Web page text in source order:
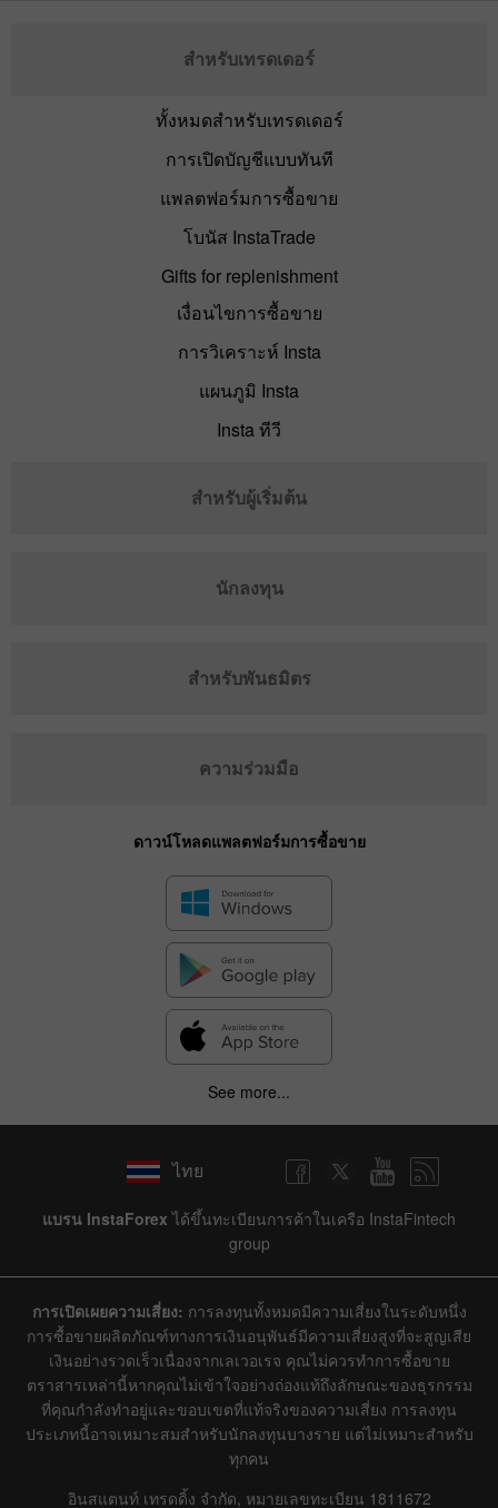
สำหรับเทรดเดอร์
ทั้งหมดสำหรับเทรดเดอร์
การเปิดบัญชีแบบทันที
แพลตฟอร์มการซื้อขาย
โบนัส InstaTrade
Gifts for replenishment
เงื่อนไขการซื้อขาย
การวิเคราะห์ Insta
แผนภูมิ Insta
Insta ทีวี
สำหรับผู้เริ่มต้น
นักลงทุน
สำหรับพันธมิตร
ความร่วมมือ
ดาวน์โหลดแพลตฟอร์มการซื้อขาย
See more...
ไทย
แบรน InstaForex ได้ขึ้นทะเบียนการค้าในเครือ InstaFintech
group
การเปิดเผยความเสี่ยง: การลงทุนทั้งหมดมีความเสี่ยงในระดับหนึ่ง
การซื้อขายผลิตภัณฑ์ทางการเงินอนุพันธ์มีความเสี่ยงสูงที่จะสูญเสีย
เงินอย่างรวดเร็วเนื่องจากเลเวอเรจ คุณไม่ควรทำการซื้อขาย
ตราสารเหล่านี้หากคุณไม่เข้าใจอย่างถ่องแท้ถึงลักษณะของธุรกรรม
ที่คุณกำลังทำอยู่และขอบเขตที่แท้จริงของความเสี่ยง การลงทุน
ประเภทนี้อาจเหมาะสมสำหรับนักลงทุนบางราย แต่ไม่เหมาะสำหรับ
ทุกคน
อินสแตนท์ เทรดดิ้ง จำกัด, หมายเลขทะเบียน 1811672